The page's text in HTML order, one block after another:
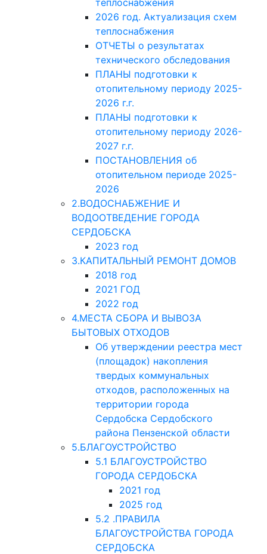
теплоснабжения
2026 год. Актуализация схем
теплоснабжения
ОТЧЕТЫ о результатах
технического обследования
ПЛАНЫ подготовки к
отопительному периоду 2025-
2026 г.г.
ПЛАНЫ подготовки к
отопительному периоду 2026-
2027 г.г.
ПОСТАНОВЛЕНИЯ об
отопительном периоде 2025-
2026
2.ВОДОСНАБЖЕНИЕ И
ВОДООТВЕДЕНИЕ ГОРОДА
СЕРДОБСКА
2023 год
3.КАПИТАЛЬНЫЙ РЕМОНТ ДОМОВ
2018 год
2021 ГОД
2022 год
4.МЕСТА СБОРА И ВЫВОЗА
БЫТОВЫХ ОТХОДОВ
Об утверждении реестра мест
(площадок) накопления
твердых коммунальных
отходов, расположенных на
территории города
Сердобска Сердобского
района Пензенской области
5.БЛАГОУСТРОЙСТВО
5.1 БЛАГОУСТРОЙСТВО
ГОРОДА СЕРДОБСКА
2021 год
2025 год
5.2 .ПРАВИЛА
БЛАГОУСТРОЙСТВА ГОРОДА
СЕРДОБСКА